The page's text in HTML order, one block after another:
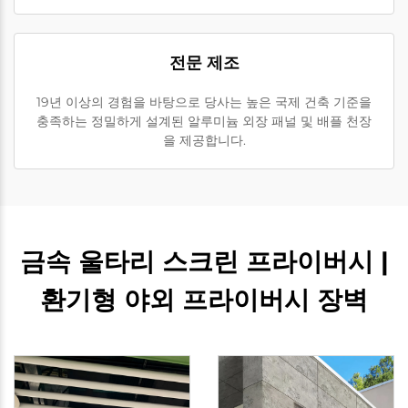
전문 제조
19년 이상의 경험을 바탕으로 당사는 높은 국제 건축 기준을
충족하는 정밀하게 설계된 알루미늄 외장 패널 및 배플 천장
을 제공합니다.
금속 울타리 스크린 프라이버시 |
환기형 야외 프라이버시 장벽